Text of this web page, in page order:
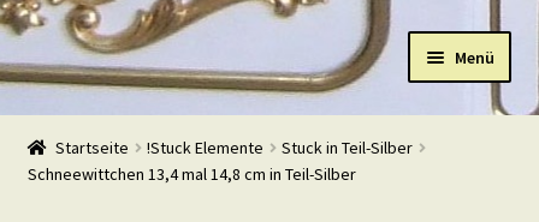
Navigation
Zum
Inhalt
Menü
Start
Shop
Startseite !Stuck Elemente
Stuck in Teil-Silber
Schneewittchen 13,4 mal 14,8 cm in Teil-Silber